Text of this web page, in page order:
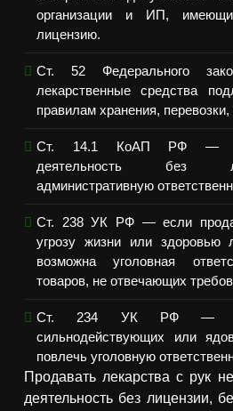
организации и ИП,
лицензию.
Ст. 52 Федерального
лекарственные средства
правилам хранения,
Ст. 14.1 КоАП РФ —
деятельность без
административную
Ст. 238 УК РФ — если
угрозу жизни или здоровью
возможна уголовная
товаров, не отвечающих
Ст. 234 УК РФ —
сильнодействующих или
повлечь уголовную
Продавать лекарства с рук
деятельность без лицензии,